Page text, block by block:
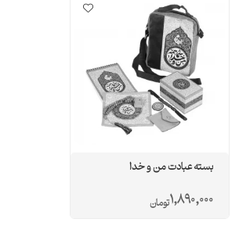
بسته عبادت من و خدا
1,890,000تومان